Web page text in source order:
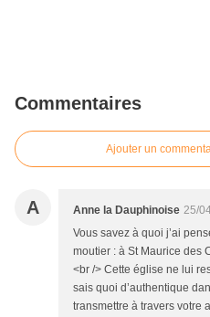
Commentaires
Ajouter un
A Anne la Dauphinoise 25/
Vous savez à quoi j’ai
moutier : à St Maurice
<br /> Cette église ne lui
sais quoi d’authentique
transmettre à travers votre